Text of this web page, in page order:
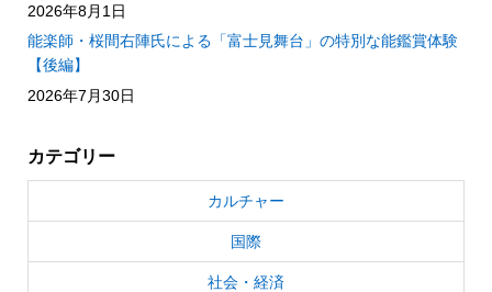
2026年8月1日
能楽師・桜間右陣氏による「富士見舞台」の特別な能鑑賞体験
【後編】
2026年7月30日
カテゴリー
カルチャー
国際
社会・経済